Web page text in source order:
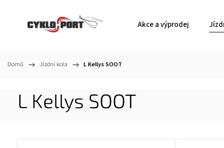
Akce a výprodej
Domů / Jízdní kola / L Kellys SOOT
L Kellys SOOT